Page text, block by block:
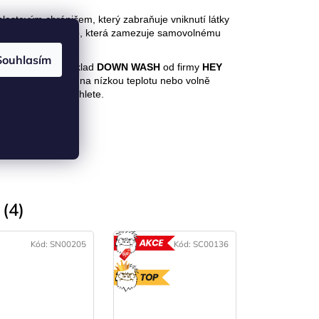
chráničem, který zabraňuje vniknutí látky
na suchý zip, která zamezuje samovolnému
například DOWN WASH od firmy HEY
Sušte v sušičce na nízkou teplotu nebo volně
nežehlete.
Kód:SN00205 Kód: SC00136